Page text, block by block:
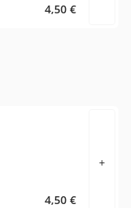
4,50 €
4,50 €
+